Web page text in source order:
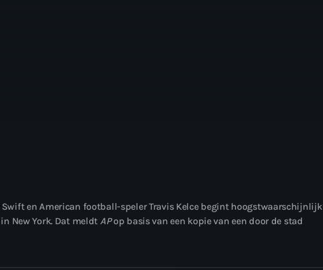
en American football-speler Travis Kelce begint hoogstwaarschijnlijk
New York. Dat meldt APop basis van een kopie van een door de stad